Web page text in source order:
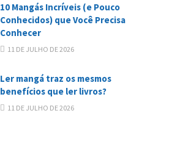
10 Mangás Incríveis (e Pouco
Conhecidos) que Você Precisa
Conhecer
11 DE JULHO DE 2026
Ler mangá traz os mesmos
benefícios que ler livros?
11 DE JULHO DE 2026